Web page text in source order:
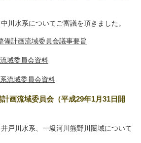
川水系についてご審議を頂きました。
備計画流域委員会議事要旨
域委員会資料
流域委員会資料
画流域委員会（平成29年1月31日開
戸川水系、一級河川熊野川圏域について